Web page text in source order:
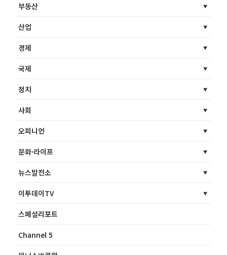
부동산
산업
경제
국제
정치
사회
오피니언
문화·라이프
뉴스발전소
이투데이TV
스페셜리포트
Channel 5